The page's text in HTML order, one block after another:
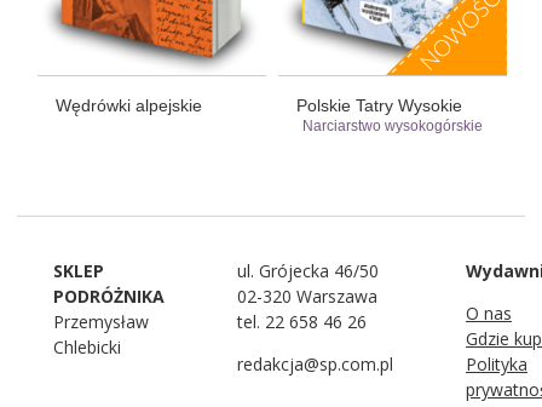
Wędrówki alpejskie Polskie Tatry Wysokie
Narciarstwo wysokogórskie
SKLEP
PODRÓŻNIKA
Przemysław
Chlebicki
ul. Grójecka 46/50
02-320 Warszawa
tel. 22 658 46 26
redakcja@sp.com.pl
O nas
Gdzie
Polityka